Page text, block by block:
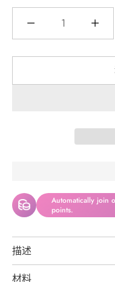
Automatically join
points.
描述
材料